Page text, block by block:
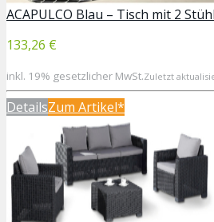
ACAPULCO Blau – Tisch mit 2
133,26 €
inkl. 19% gesetzlicher MwSt.Zuletzt
DetailsZum Artikel*